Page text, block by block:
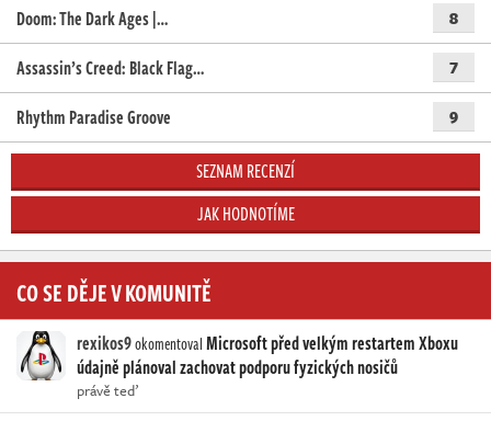
Doom: The Dark Ages |… 8
Assassin’s Creed: Black Flag… 7
Rhythm Paradise Groove 9
SEZNAM RECENZÍ
JAK HODNOTÍME
CO SE DĚJE V KOMUNITĚ
rexikos9okomentovalMicrosoft před velkým restartem Xboxu
údajně plánoval zachovat podporu fyzických nosičů
právě teď